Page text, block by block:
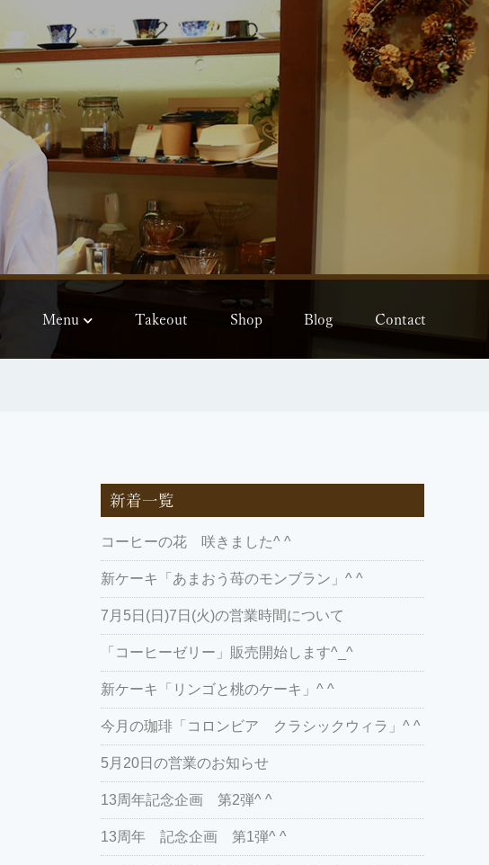
Menu Takeout Shop Blog Contact
新着一覧
コーヒーの花 咲きました^ ^
新ケーキ「あまおう苺のモンブラン」^ ^
7月5日(日)7日(火)の営業時間について
「コーヒーゼリー」販売開始します^_^
新ケーキ「リンゴと桃のケーキ」^ ^
今月の珈琲「コロンビア クラシックウィラ」^ ^
5月20日の営業のお知らせ
13周年記念企画 第2弾^ ^
13周年 記念企画 第1弾^ ^